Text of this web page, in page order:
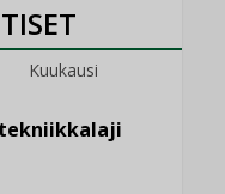
Kuukausi